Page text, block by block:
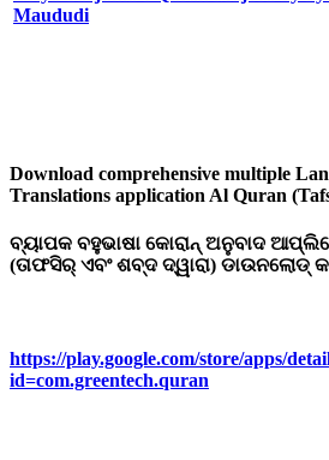
Maududi
Download comprehensive multiple
Translations application Al Quran
ବ୍ୟାପକ ବହୁଭାଷା କୋରାନ୍ ଅନୁବାଦ
(ତାଫସିର୍ ଏବଂଶବ୍ଦ ଦ୍ୱାରା) ଡାଉନଲୋଡ୍
https://play.google.com/store/apps/
id=com.greentech.quran